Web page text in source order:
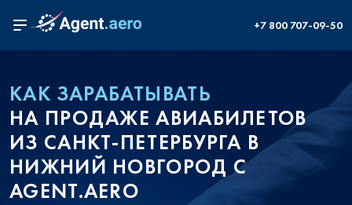
+7 800 707-09-50
КАК ЗАРАБАТЫВАТЬ
НА ПРОДАЖЕ АВИАБИЛЕТОВ
ИЗ САНКТ-ПЕТЕРБУРГА В
НИЖНИЙ НОВГОРОД С
AGENT.AERO